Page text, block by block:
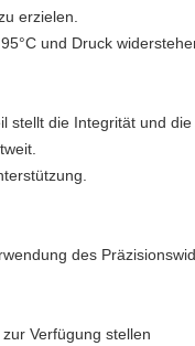
erzielen.
und Druck
stellt die Integrität und
des
Verfügung stellen